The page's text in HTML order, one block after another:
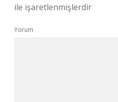
ile işaretlenmişlerdir
Yorum